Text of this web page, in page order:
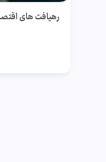
رهیافت های